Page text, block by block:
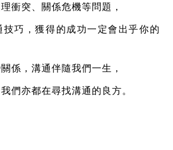
衝突、關係危機等問題，
技巧，獲得的成功一定會出乎你的
係，溝通伴隨我們一生，
們亦都在尋找溝通的良方。